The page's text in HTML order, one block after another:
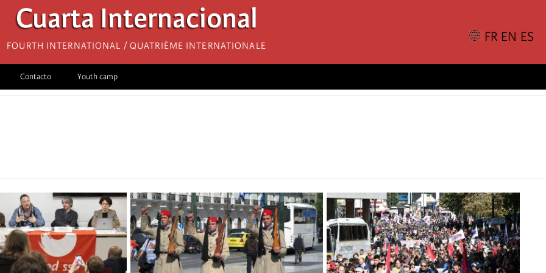
Cuarta Internacional
Fourth International / Quatrième internationale
Contacto Youth camp